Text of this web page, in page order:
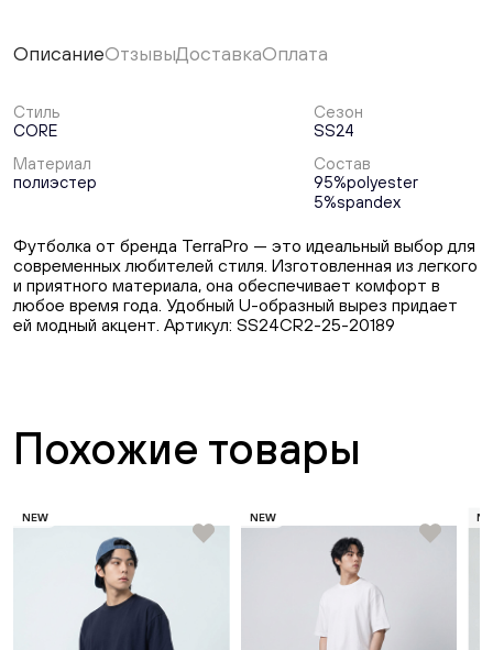
ОписаниеОтзывыДоставкаОплата
Стиль
CORE
Сезон
SS24
Материал
полиэстер
Состав
95%polyester
5%spandex
Футболка от бренда TerraPro — это идеальный выбор для
современных любителей стиля. Изготовленная из легкого
и приятного материала, она обеспечивает комфорт в
любое время года. Удобный U-образный вырез придает
ей модный акцент. Артикул: SS24CR2-25-20189
Похожие товары
NEW NEW